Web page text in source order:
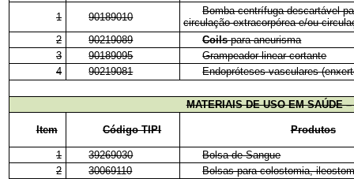
1 90189010
Bomba centrífuga descartável
circulação extracorpórea e/ou
2
90219089 Coilspara aneurisma
3
90189095
Grampeador linear cortante
4
90219081 Endopróteses vasculares
MATERIAIS DE USO EM SAÚDE
Item Código TIPI Produtos
1 39269030
Bolsa de Sangue
2
30069110
Bolsas para colostomia,